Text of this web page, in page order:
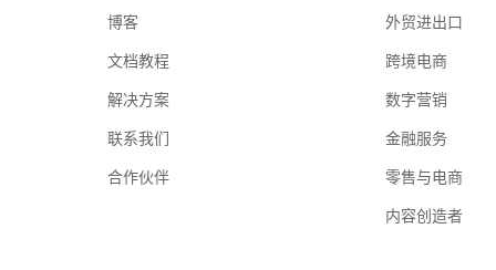
博客
文档教程
解决方案
联系我们
合作伙伴
外贸进出口
跨境电商
数字营销
金融服务
零售与电商
内容创造者